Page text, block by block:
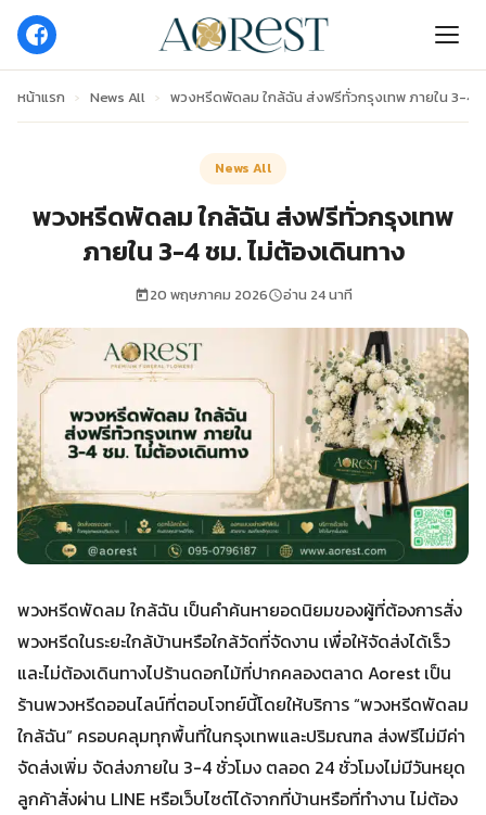
หน้าแรก › News All › พวงหรีดพัดลม ใกล้ฉัน ส่งฟรีทั่วกรุงเทพ ภายใน 3-4
News All
พวงหรีดพัดลม ใกล้ฉัน ส่งฟรีทั่วกรุงเทพ
ภายใน 3-4 ชม. ไม่ต้องเดินทาง
20 พฤษภาคม 2026 อ่าน 24 นาที
พวงหรีดพัดลม ใกล้ฉัน เป็นคำค้นหายอดนิยมของผู้ที่ต้องการสั่ง
พวงหรีดในระยะใกล้บ้านหรือใกล้วัดที่จัดงาน เพื่อให้จัดส่งได้เร็ว
และไม่ต้องเดินทางไปร้านดอกไม้ที่ปากคลองตลาด Aorest เป็น
ร้านพวงหรีดออนไลน์ที่ตอบโจทย์นี้โดยให้บริการ “พวงหรีดพัดลม
ใกล้ฉัน” ครอบคลุมทุกพื้นที่ในกรุงเทพและปริมณฑล ส่งฟรีไม่มีค่า
จัดส่งเพิ่ม จัดส่งภายใน 3-4 ชั่วโมง ตลอด 24 ชั่วโมงไม่มีวันหยุด
ลูกค้าสั่งผ่าน LINE หรือเว็บไซต์ได้จากที่บ้านหรือที่ทำงาน ไม่ต้อง